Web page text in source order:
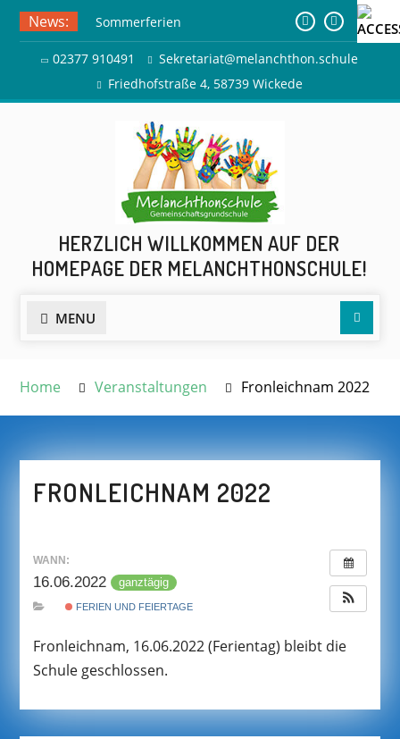
Skip
content
News:
Sommerferien
Ausflug zur Freilichtbühne
Herdringen
02377 910491
Sekretariat@melanchthon.schule
Friedhofstraße 4, 58739 Wickede
HERZLICH WILLKOMMEN AUF DER
HOMEPAGE DER MELANCHTHONSCHULE!
MENU
Home Veranstaltungen Fronleichnam 2022
FRONLEICHNAM 2022
WANN:
16.06.2022 ganztägig
FERIEN UND FEIERTAGE
Fronleichnam, 16.06.2022 (Ferientag) bleibt die
Schule geschlossen.